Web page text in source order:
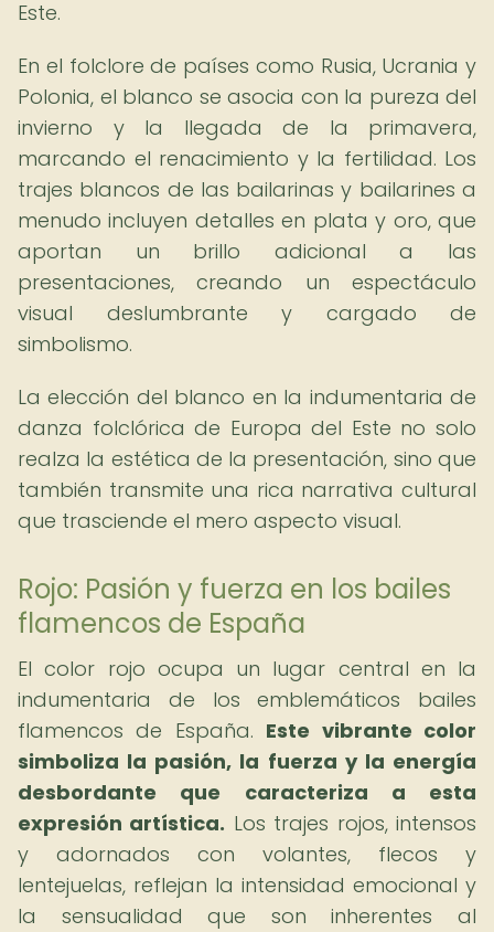
Este.
En el folclore de países como Rusia, Ucrania y
Polonia, el blanco se asocia con la pureza del
invierno y la llegada de la primavera,
marcando el renacimiento y la fertilidad. Los
trajes blancos de las bailarinas y bailarines a
menudo incluyen detalles en plata y oro, que
aportan un brillo adicional a las
presentaciones, creando un espectáculo
visual deslumbrante y cargado de
simbolismo.
La elección del blanco en la indumentaria de
danza folclórica de Europa del Este no solo
realza la estética de la presentación, sino que
también transmite una rica narrativa cultural
que trasciende el mero aspecto visual.
Rojo: Pasión y fuerza en los bailes
flamencos de España
El color rojo ocupa un lugar central en la
indumentaria de los emblemáticos bailes
flamencos de España. Este vibrante color
simboliza la pasión, la fuerza y la energía
desbordante que caracteriza a esta
expresión artística. Los trajes rojos, intensos
y adornados con volantes, flecos y
lentejuelas, reflejan la intensidad emocional y
la sensualidad que son inherentes al